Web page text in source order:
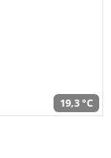
19,3 °C